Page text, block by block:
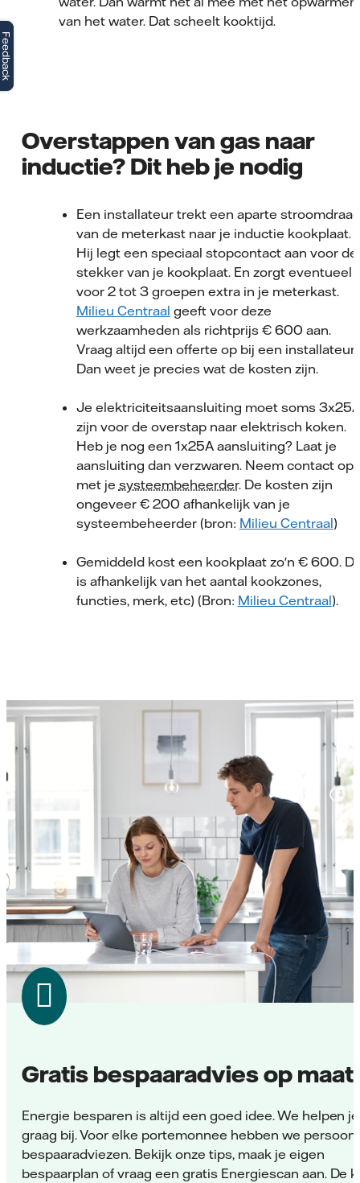
van het water. Dat scheelt kooktijd.
Overstappen van gas naar
inductie? Dit heb je nodig
Een installateur trekt een aparte stroomdraad
van de meterkast naar je inductie kookplaat.
Hij legt een speciaal stopcontact aan voor de
stekker van je kookplaat. En zorgt eventueel
voor 2 tot 3 groepen extra in je meterkast.
Milieu Centraal geeft voor deze
werkzaamheden als richtprijs € 600 aan.
Vraag altijd een offerte op bij een installateur.
Dan weet je precies wat de kosten zijn.
Je elektriciteitsaansluiting moet soms 3x25A
zijn voor de overstap naar elektrisch koken.
Heb je nog een 1x25A aansluiting? Laat je
aansluiting dan verzwaren. Neem contact op
met je systeembeheerder. De kosten zijn
ongeveer € 200 afhankelijk van je
systeembeheerder (bron: Milieu Centraal)
Gemiddeld kost een kookplaat zo'n € 600.
is afhankelijk van het aantal kookzones,
functies, merk, etc) (Bron: Milieu Centraal).
Gratis bespaaradvies op maat
Energie besparen is altijd een goed idee. We helpen
graag bij. Voor elke portemonnee hebben we
bespaaradviezen. Bekijk onze tips, maak je eigen
bespaarplan of vraag een gratis Energiescan aan. De
Feedback